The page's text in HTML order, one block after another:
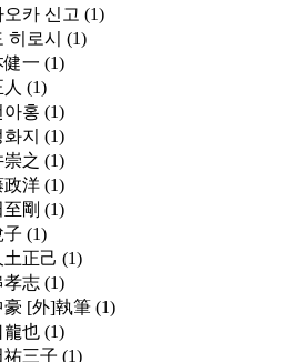
오카 신고 (1)
히로시 (1)
健一 (1)
(1)
아홍 (1)
지 (1)
崇之 (1)
政洋 (1)
剛 (1)
子 (1)
土正己 (1)
孝志 (1)
豪 [外]執筆 (1)
龍也 (1)
祐三子 (1)